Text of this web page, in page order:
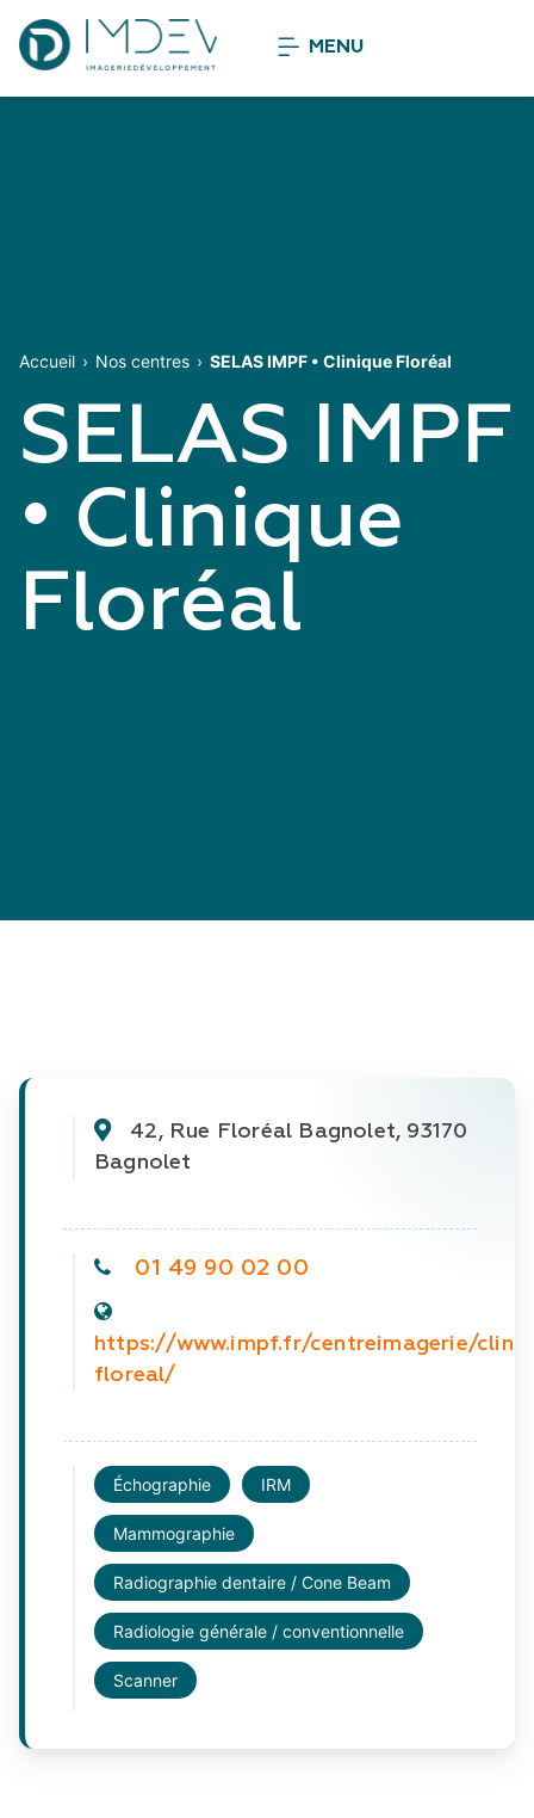
MENU
Accueil Nos centres SELAS IMPF • Clinique Floréal
SELAS IMPF
• Clinique
Floréal
42, Rue Floréal Bagnolet, 93170
Bagnolet
01 49 90 02 00
https://www.impf.fr/centreimagerie/
floreal/
Échographie IRM
Mammographie
Radiographie dentaire / Cone Beam
Radiologie générale / conventionnelle
Scanner